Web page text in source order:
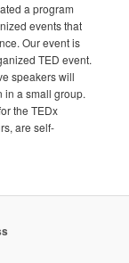
a program
events that
Our event is
TED event.
speakers will
in a small group.
the TEDx
are self-